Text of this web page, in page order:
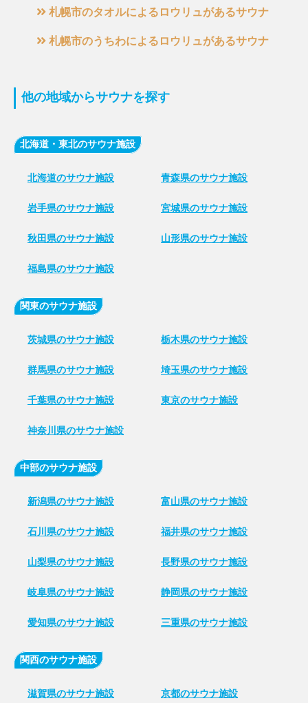
札幌市のタオルによるロウリュがあるサウナ
札幌市のうちわによるロウリュがあるサウナ
他の地域からサウナを探す
北海道・東北のサウナ施設
北海道のサウナ施設 青森県のサウナ施設
岩手県のサウナ施設 宮城県のサウナ施設
秋田県のサウナ施設 山形県のサウナ施設
福島県のサウナ施設
関東のサウナ施設
茨城県のサウナ施設 栃木県のサウナ施設
群馬県のサウナ施設 埼玉県のサウナ施設
千葉県のサウナ施設 東京のサウナ施設
神奈川県のサウナ施設
中部のサウナ施設
新潟県のサウナ施設 富山県のサウナ施設
石川県のサウナ施設 福井県のサウナ施設
山梨県のサウナ施設 長野県のサウナ施設
岐阜県のサウナ施設 静岡県のサウナ施設
愛知県のサウナ施設 三重県のサウナ施設
関西のサウナ施設
滋賀県のサウナ施設 京都のサウナ施設